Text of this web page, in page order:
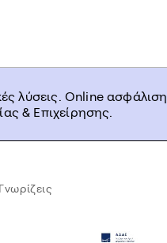
λύσεις. Online ασφάλιση
& Επιχείρησης.